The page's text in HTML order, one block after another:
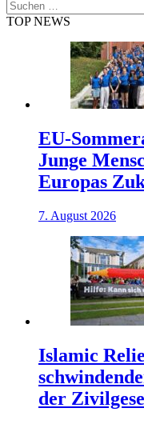
Suchen
nach:
TOP NEWS
EU-
Junge
Europas
7. August 2026
Islamic
der